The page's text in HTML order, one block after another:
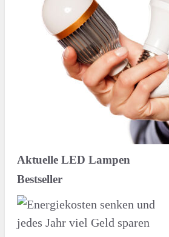
Aktuelle LED Lampen
Bestseller